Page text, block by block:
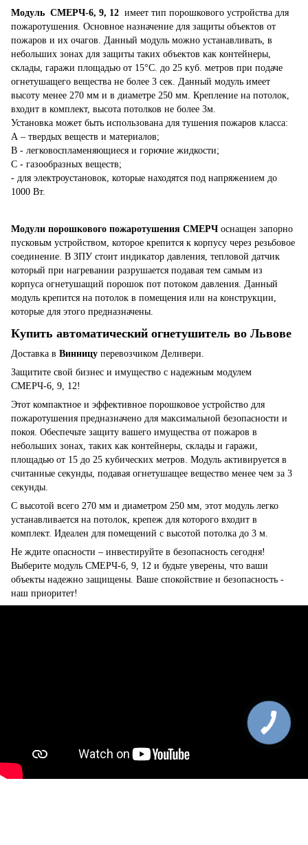
Модуль СМЕРЧ-6, 9, 12 имеет тип порошкового устройства для
пожаротушения. Основное назначение для защиты объектов от
пожаров и их очагов. Данный модуль можно устанавливать, в
небольших зонах для защиты таких объектов как контейнеры,
склады, гаражи площадью от 15°С. до 25 куб. метров при подаче
огнетушащего вещества не более 3 сек. Данный модуль имеет
высоту менее 270 мм и в диаметре 250 мм. Крепление на потолок,
входит в комплект, высота потолков не более 3м.
Установка может быть использована для тушения пожаров класса:
А – твердых веществ и материалов;
В - легковоспламеняющиеся и горючие жидкости;
С - газообразных веществ;
- для электроустановок, которые находятся под напряжением до
1000 Вт.
Модули порошкового пожаротушения СМЕРЧ оснащен запорно
пусковым устройством, которое крепится к корпусу через резьбовое
соединение. В ЗПУ стоит индикатор давления, тепловой датчик
который при нагревании разрушается подавая тем самым из
корпуса огнетушащий порошок пот потоком давления. Данный
модуль крепится на потолок в помещения или на конструкции,
которые для этого предназначены.
Купить автоматический огнетушитель во Львове
Доставка в Винницу перевозчиком Деливери.
Защитите свой бизнес и имущество с надежным модулем
СМЕРЧ-6, 9, 12!
Этот компактное и эффективное порошковое устройство для
пожаротушения предназначено для максимальной безопасности и
покоя. Обеспечьте защиту вашего имущества от пожаров в
небольших зонах, таких как контейнеры, склады и гаражи,
площадью от 15 до 25 кубических метров. Модуль активируется в
считанные секунды, подавая огнетушащее вещество менее чем за 3
секунды.
С высотой всего 270 мм и диаметром 250 мм, этот модуль легко
устанавливается на потолок, крепеж для которого входит в
комплект. Идеален для помещений с высотой потолка до 3 м.
Не ждите опасности – инвестируйте в безопасность сегодня!
Выберите модуль СМЕРЧ-6, 9, 12 и будьте уверены, что ваши
объекты надежно защищены. Ваше спокойствие и безопасность -
наш приоритет!